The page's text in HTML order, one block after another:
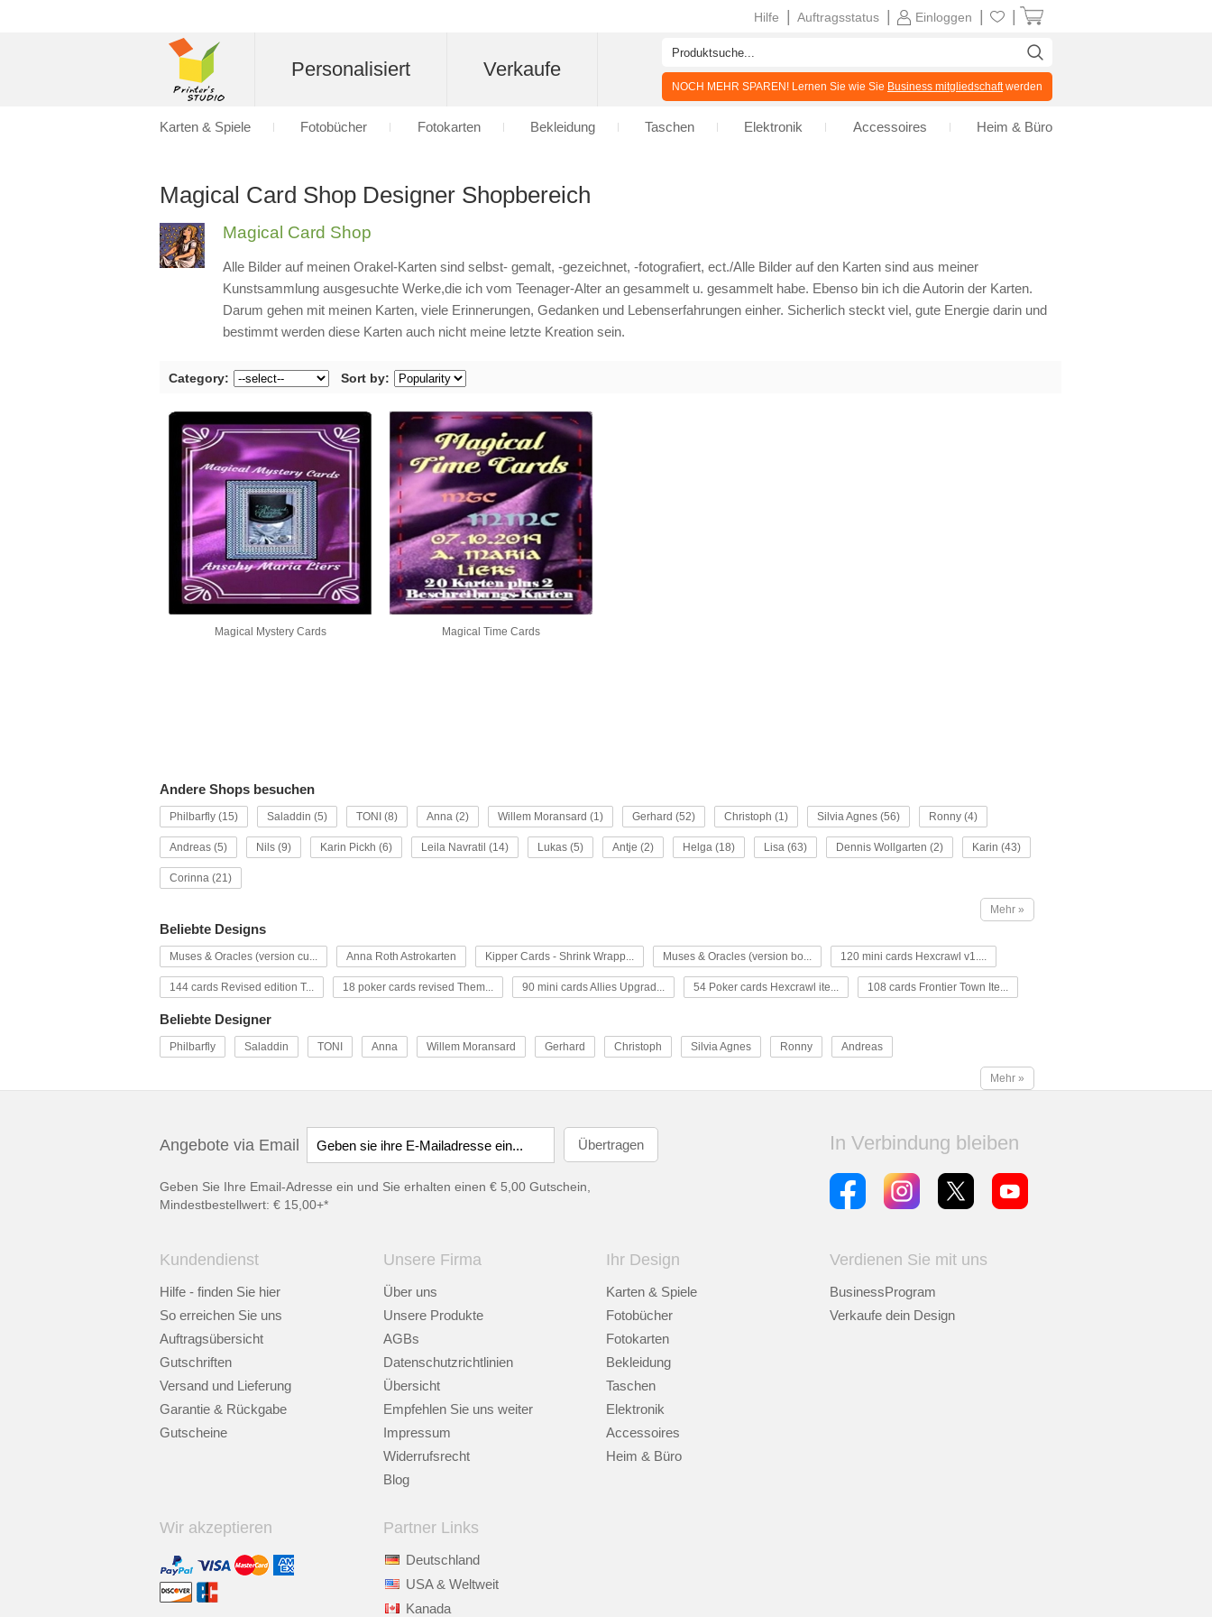
Einloggen
Auftragsstatus
Hilfe
Personalisiert Verkaufe
NOCH MEHR SPAREN! Lernen Sie wie Sie Business mitgliedschaftwerden
Karten & Spiele Fotobücher Fotokarten Bekleidung Taschen Elektronik Accessoires Heim & Büro
Magical Card Shop Designer Shopbereich
Magical Card Shop
Alle Bilder auf meinen Orakel-Karten sind selbst- gemalt, -gezeichnet, -fotografiert, ect./Alle Bilder auf den Karten sind aus meiner
Kunstsammlung ausgesuchte Werke,die ich vom Teenager-Alter an gesammelt u. gesammelt habe. Ebenso bin ich die Autorin der Karten.
Darum gehen mit meinen Karten, viele Erinnerungen, Gedanken und Lebenserfahrungen einher. Sicherlich steckt viel, gute Energie darin und
bestimmt werden diese Karten auch nicht meine letzte Kreation sein.
Category: Sort by:
Magical Mystery Cards Magical Time Cards
Andere Shops besuchen
Philbarfly (15) Saladdin (5) TONI (8) Anna (2) Willem Moransard (1) Gerhard (52) Christoph (1) Silvia Agnes (56) Ronny (4)
Andreas (5) Nils (9) Karin Pickh (6) Leila Navratil (14) Lukas (5) Antje (2) Helga (18) Lisa (63) Dennis Wollgarten (2) Karin (43)
Corinna (21)
Mehr »
Beliebte Designs
Muses & Oracles (version cu... Anna Roth Astrokarten Kipper Cards - Shrink Wrapp... Muses & Oracles (version bo... 120 mini cards Hexcrawl v1....
144 cards Revised edition T... 18 poker cards revised Them... 90 mini cards Allies Upgrad... 54 Poker cards Hexcrawl ite... 108 cards Frontier Town Ite...
Beliebte Designer
Philbarfly Saladdin TONI Anna Willem Moransard Gerhard Christoph Silvia Agnes Ronny Andreas
Mehr »
Angebote via Email
Geben Sie Ihre Email-Adresse ein und Sie erhalten einen € 5,00 Gutschein,
Mindestbestellwert: € 15,00+*
In Verbindung bleiben
Kundendienst
Hilfe - finden Sie hier
So erreichen Sie uns
Auftragsübersicht
Gutschriften
Versand und Lieferung
Garantie & Rückgabe
Gutscheine
Unsere Firma
Über uns
Unsere Produkte
AGBs
Datenschutzrichtlinien
Übersicht
Empfehlen Sie uns weiter
Impressum
Widerrufsrecht
Blog
Ihr Design
Karten & Spiele
Fotobücher
Fotokarten
Bekleidung
Taschen
Elektronik
Accessoires
Heim & Büro
Verdienen Sie mit uns
BusinessProgram
Verkaufe dein Design
Wir akzeptieren Partner Links
Deutschland
USA & Weltweit
Kanada